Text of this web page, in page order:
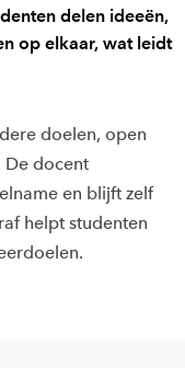
delen ideeën,
op elkaar, wat leidt
doelen, open
De docent
en blijft zelf
helpt studenten